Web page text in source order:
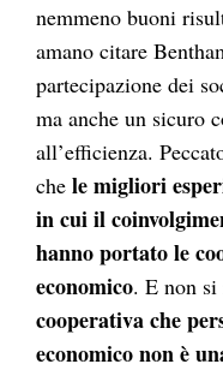
nemmeno buoni
amano citare
partecipazione dei
ma anche un sicuro
all’efficienza.
chele migliori
in cui il
hanno portato le
economico. E non
cooperativa che
economico non è